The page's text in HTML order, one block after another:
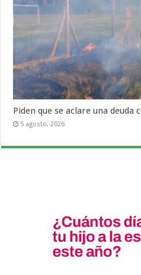
Piden que se aclare una deuda
5 agosto, 2026